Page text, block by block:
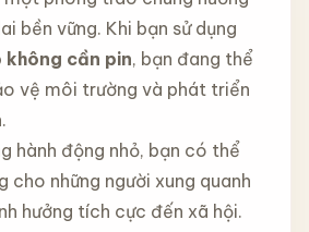
bền vững. Khi bạn sử dụng
không cần pin, bạn đang thể
vệ môi trường và phát triển
hành động nhỏ, bạn có thể
cho những người xung quanh
hưởng tích cực đến xã hội.